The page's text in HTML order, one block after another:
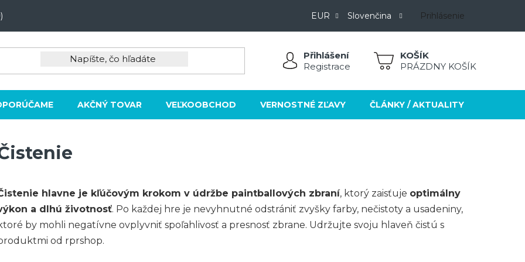
EUR Slovenčina Prihlásenie
Přihlášení
Registrace
NÁKUPNÝPRÁZDNY KOŠÍK
AKČNÝ TOVAR VEĽKOOBCHOD VERNOSTNÉ ZĽAVY ČLÁNKY / AKTUALITY
hlavne je kľúčovým krokom v údržbe paintballových zbraní, ktorý zaisťuje optimálny
a dlhú životnosť. Po každej hre je nevyhnutné odstrániť zvyšky farby, nečistoty a usadeniny,
by mohli negatívne ovplyvniť spoľahlivosť a presnosť zbrane. Udržujte svoju hlaveň čistú s
od rprshop.